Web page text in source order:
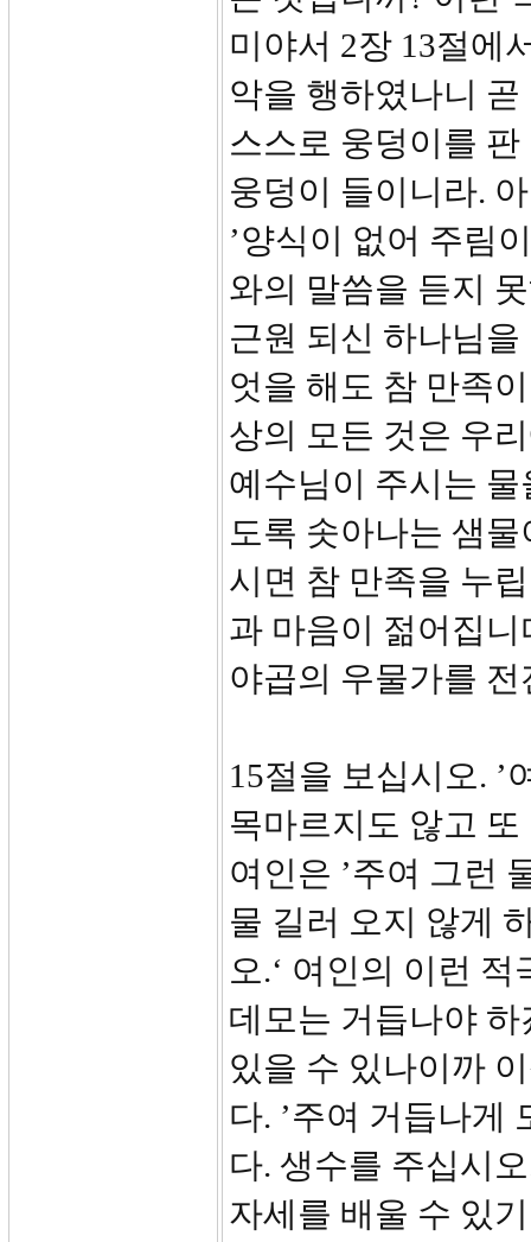
미야서 2장 13절에
악을 행하였나니
스스로 웅덩이를
웅덩이 들이니라.
’양식이 없어 주림
와의 말씀을 듣지
근원 되신 하나님
엇을 해도 참 만족
상의 모든 것은 우
예수님이 주시는
도록 솟아나는 샘
시면 참 만족을 누
과 마음이 젊어집
야곱의 우물가를
15절을 보십시오. ’
목마르지도 않고
여인은 ’주여 그런
물 길러 오지 않게
오.‘ 여인의 이런
데모는 거듭나야
있을 수 있나이까
다. ’주여 거듭나게
다. 생수를 주십시
자세를 배울 수 있